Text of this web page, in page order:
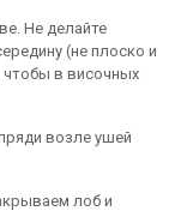
Не делайте
(не плоско и
в височных
возле ушей
лоб и